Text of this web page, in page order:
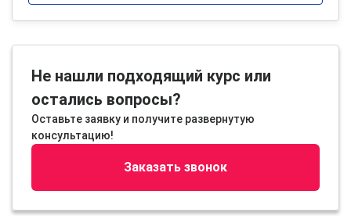
Не нашли подходящий курс или
остались вопросы?
Оставьте заявку и получите развернутую
консультацию!
Заказать звонок